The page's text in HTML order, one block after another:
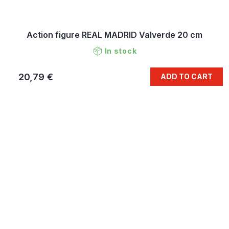
Action figure REAL MADRID Valverde 20 cm
In stock
20,79 € ADD TO CART